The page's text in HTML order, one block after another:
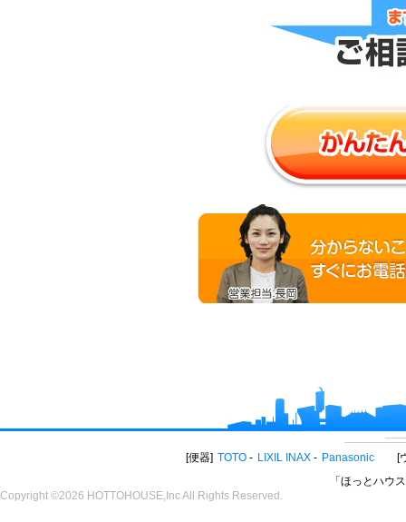
便器 TOTO LIXIL INAX Panasonic
「ほっとハウ
Copyright ©2026 HOTTOHOUSE,Inc All Rights Reserved.